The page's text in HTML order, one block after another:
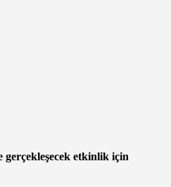
gerçekleşecek etkinlik için